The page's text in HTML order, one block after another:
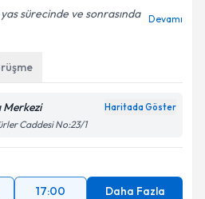
sürecinde ve sonrasında
Devamı
Merkezi Haritada Göster
Caddesi No:23/1
17:00 Daha Fazla